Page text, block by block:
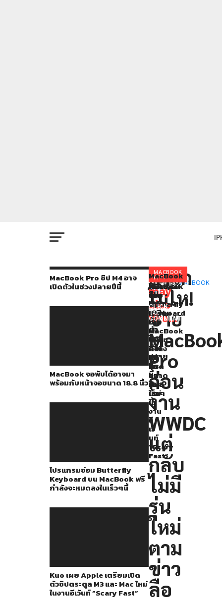
MacBook Pro ชิป M4 อาจ
เปิดตัวในช่วงปลายปีนี้
MacBook จอพับได้อาจมา
พร้อมกับหน้าจอขนาด 18.8 นิ้ว
โปรแกรมซ่อม Butterfly
Keyboard บน MacBook ฟรี
กำลังจะหมดลงในเร็วๆนี้
Kuo เผย Apple เตรียมเปิด
ตัวชิปตระตูล M3 และ Mac ใหม่
ในงานอีเว้นท์ “Scary Fast”
MACBOOK
PRO
สาวก
โมโห!
ขาย
Pro
ก่อน
งาน
WWDC
แต่
กลับ
ไม่มี
รุ่น
ใหม่
ตาม
ข่าว
ลือ
สาวก
หลาย
คน
โมโห
หลัง
ไม่มี
MacBook
Pro
รุ่น
ใหม่
เปิด
ตัว
ตาม
ข่าว
ลือ
ใน
งาน
WWDC21
เพราะ
ตัว
เอง
ได้
ขาย
You
may
also
like...
MacBook
Pro
ชิป
M4
อาจ
เปิด
ตัว
ใน
ช่วง
ปลาย
ปี
นี้
MacBook
จอ
พับ
ได้
อาจ
มา
พร้อม
กับ
หน้า
จอ
ขนาด
18.8
นิ้ว
โปรแกรม
ซ่อม
Butterfly
Keyboard
บน
MacBook
ฟรี
กำลัง
จะ
หมด
ลง
ใน
เร็วๆ
นี้
Kuo
เผย
Apple
เตรียม
เปิด
ตัว
ชิป
ตระ
ตูล
M3
และ
Mac
ใหม่
ใน
งาน
อี
เว้
นท์
“Scary
Fast”
RELATED
TOPICS: MACBOOK
PRO
CLICK
TO
COMMENT